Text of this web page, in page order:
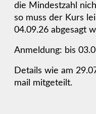
die Mindestzahl
so muss der Kurs
04.09.26 abgesagt
Anmeldung: bis
Details wie am
mail mitgeteilt.